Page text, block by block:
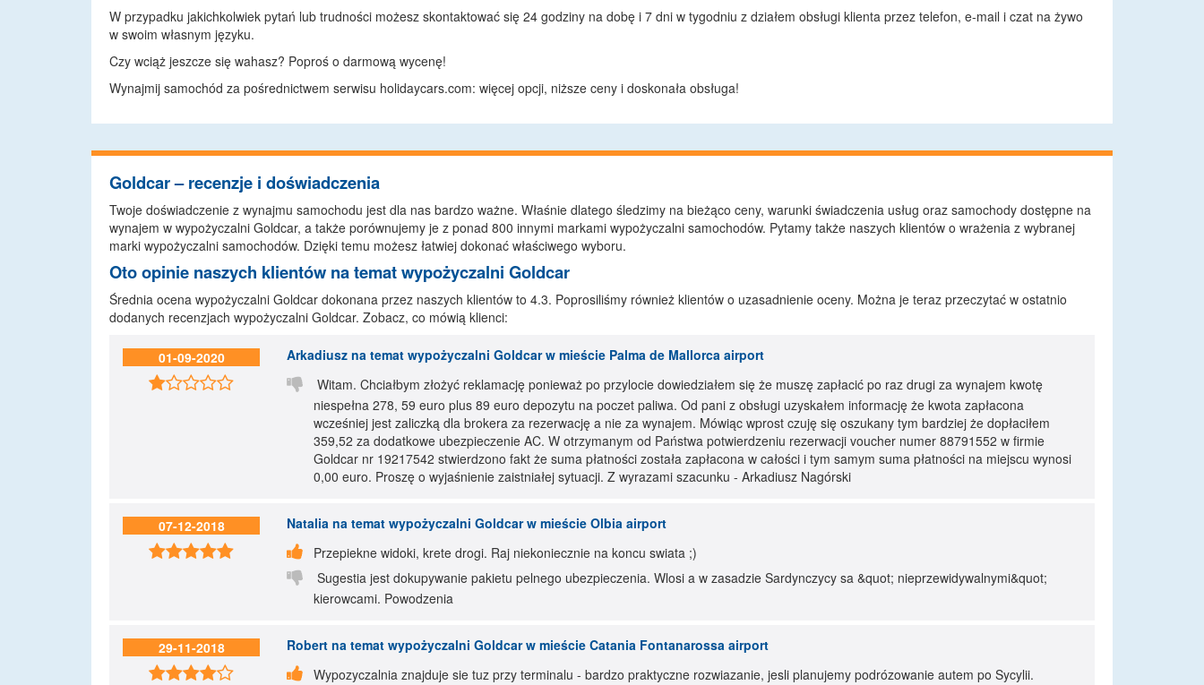
W przypadku jakichkolwiek pytań lub trudności możesz skontaktować się 24 godziny na dobę i 7 dni w tygodniu z działem obsługi klienta przez telefon, e-mail i czat na żywo
w swoim własnym języku.
Czy wciąż jeszcze się wahasz? Poproś o darmową wycenę!
Wynajmij samochód za pośrednictwem serwisu holidaycars.com: więcej opcji, niższe ceny i doskonała obsługa!
Goldcar – recenzje i doświadczenia
Twoje doświadczenie z wynajmu samochodu jest dla nas bardzo ważne. Właśnie dlatego śledzimy na bieżąco ceny, warunki świadczenia usług oraz samochody dostępne na
wynajem w wypożyczalni Goldcar, a także porównujemy je z ponad 800 innymi markami wypożyczalni samochodów. Pytamy także naszych klientów o wrażenia z wybranej
marki wypożyczalni samochodów. Dzięki temu możesz łatwiej dokonać właściwego wyboru.
Oto opinie naszych klientów na temat wypożyczalni Goldcar
Średnia ocena wypożyczalni Goldcar dokonana przez naszych klientów to 4.3. Poprosiliśmy również klientów o uzasadnienie oceny. Można je teraz przeczytać w ostatnio
dodanych recenzjach wypożyczalni Goldcar. Zobacz, co mówią klienci:
01-09-2020

Arkadiusz na temat wypożyczalni Goldcar w mieście Palma de Mallorca airport

Witam. Chciałbym złożyć reklamację ponieważ po przylocie dowiedziałem się że muszę zapłacić po raz drugi za wynajem kwotę
niespełna 278, 59 euro plus 89 euro depozytu na poczet paliwa. Od pani z obsługi uzyskałem informację że kwota zapłacona
wcześniej jest zaliczką dla brokera za rezerwację a nie za wynajem. Mówiąc wprost czuję się oszukany tym bardziej że dopłaciłem
359,52 za dodatkowe ubezpieczenie AC. W otrzymanym od Państwa potwierdzeniu rezerwacji voucher numer 88791552 w firmie
Goldcar nr 19217542 stwierdzono fakt że suma płatności została zapłacona w całości i tym samym suma płatności na miejscu wynosi
0,00 euro. Proszę o wyjaśnienie zaistniałej sytuacji. Z wyrazami szacunku - Arkadiusz Nagórski
07-12-2018

Natalia na temat wypożyczalni Goldcar w mieście Olbia airport

Przepiekne widoki, krete drogi. Raj niekoniecznie na koncu swiata ;)

Sugestia jest dokupywanie pakietu pelnego ubezpieczenia. Wlosi a w zasadzie Sardynczycy sa &quot; nieprzewidywalnymi&quot;
kierowcami. Powodzenia
29-11-2018

Robert na temat wypożyczalni Goldcar w mieście Catania Fontanarossa airport

Wypozyczalnia znajduje sie tuz przy terminalu - bardzo praktyczne rozwiazanie, jesli planujemy podrózowanie autem po Sycylii.